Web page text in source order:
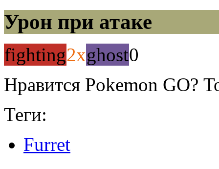
Урон при атаке
fighting2xghost0
Нравится Pokemon GO?
Теги:
Furret